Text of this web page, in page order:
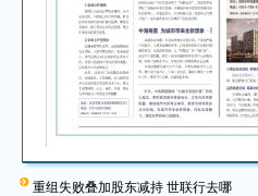
重组失败叠加股东减持 世联行去哪